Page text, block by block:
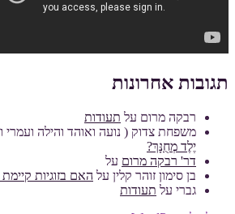
תגובות אחרונות
רבקה מרום על תעודות
משפחת צדוק ( נועה ואוהד והילה ועמרי
יֶלֶד מְחֻנָּךְ?
דר' רבקה מרום על
בן סימון זוהר קלין על האם בזוגיות
גברי על תעודות